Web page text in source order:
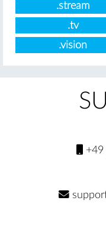
.stream
.tv
.vision
+49